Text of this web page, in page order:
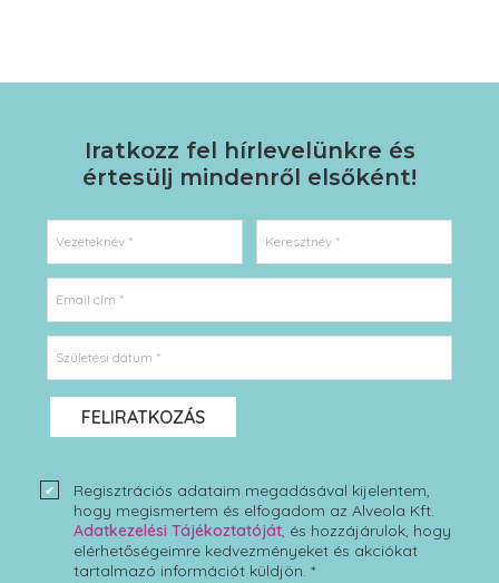
Iratkozz fel hírlevelünkre és
értesülj mindenről elsőként!
Vezetéknév * Keresztnév *
Email cím *
Születési dátum *
FELIRATKOZÁS
Regisztrációs adataim megadásával kijelentem,
hogy megismertem és elfogadom az Alveola Kft.
Adatkezelési Tájékoztatóját, és hozzájárulok, hogy
elérhetőségeimre kedvezményeket és akciókat
tartalmazó információt küldjön. *